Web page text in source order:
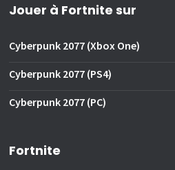
Jouer à Fortnite sur
Cyberpunk 2077 (Xbox One)
Cyberpunk 2077 (PS4)
Cyberpunk 2077 (PC)
Fortnite